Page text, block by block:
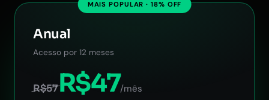
MAIS POPULAR · 18% OFF
Anual
Acesso por 12 meses
R$57R$47/mês